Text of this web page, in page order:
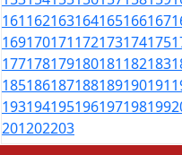
161162163164165166167
169170171172173174175
177178179180181182183
185186187188189190191
193194195196197198199
201202203